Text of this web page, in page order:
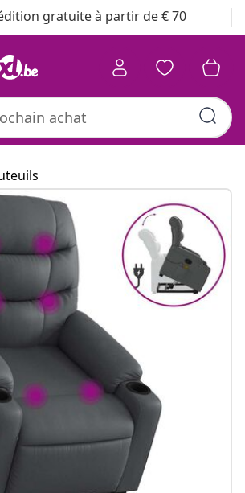
gratuite à partir de € 70